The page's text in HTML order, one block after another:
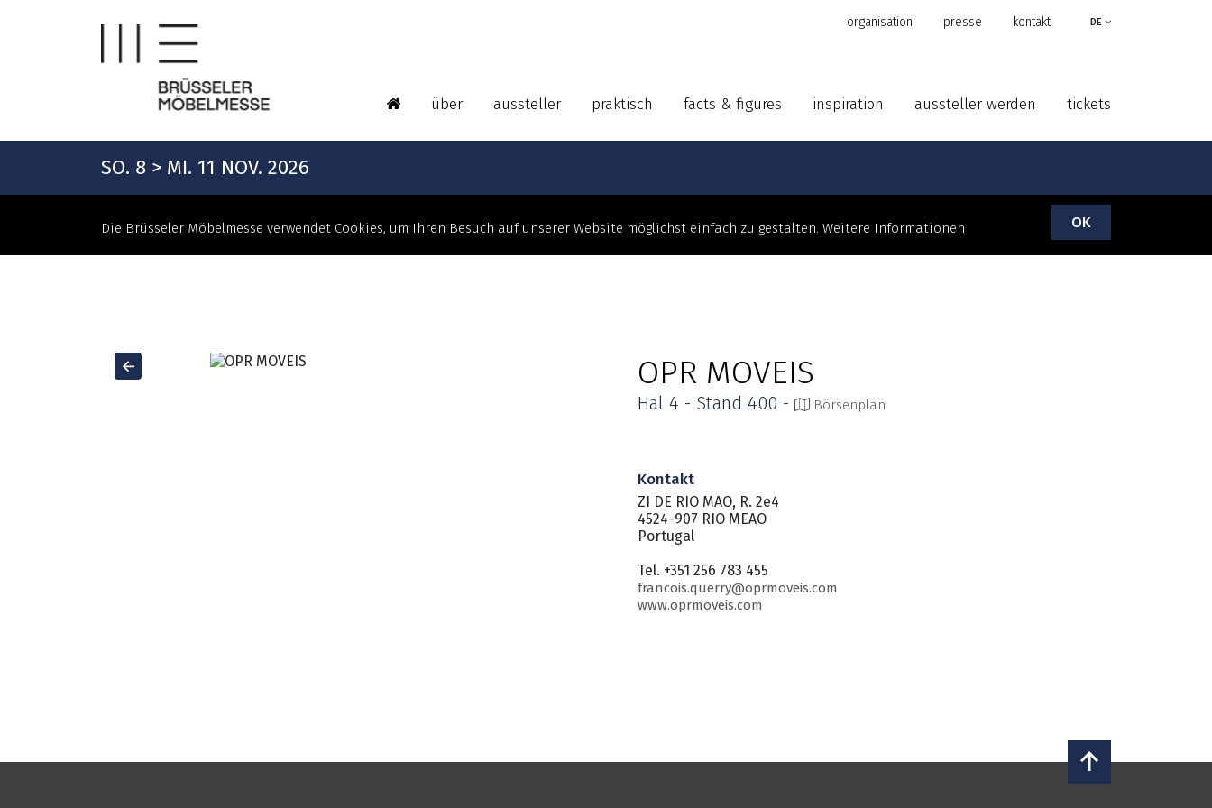
organisation presse kontakt DE
über aussteller praktisch facts & figures inspiration aussteller werden tickets
SO. 8 > MI. 11 NOV. 2026
Die Brüsseler Möbelmesse verwendet Cookies, um Ihren Besuch auf unserer Website möglichst einfach zu gestalten. Weitere Informationen OK
OPR MOVEIS
Hal 4 - Stand 400 - Börsenplan
Kontakt
ZI DE RIO MAO, R. 2e4
4524-907 RIO MEAO
Portugal
Tel. +351 256 783 455
francois.querry@oprmoveis.com
www.oprmoveis.com